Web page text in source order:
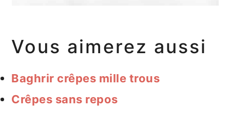
Vous aimerez aussi
Baghrir crêpes mille trous
Crêpes sans repos